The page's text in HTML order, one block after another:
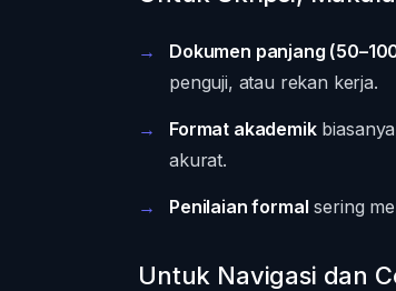
Dokumen panjang
penguji, atau rekan kerja.
Format akademik
akurat.
Penilaian formal sering
Untuk Navigasi dan